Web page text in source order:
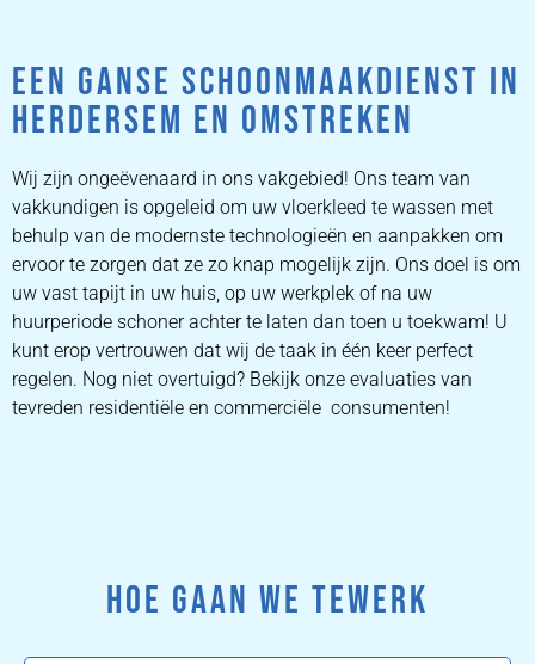
EEN GANSE SCHOONMAAKDIENST IN
HERDERSEM EN OMSTREKEN
Wij zijn ongeëvenaard in ons vakgebied! Ons team van
vakkundigen is opgeleid om uw vloerkleed te wassen met
behulp van de modernste technologieën en aanpakken om
ervoor te zorgen dat ze zo knap mogelijk zijn. Ons doel is om
uw vast tapijt in uw huis, op uw werkplek of na uw
huurperiode schoner achter te laten dan toen u toekwam! U
kunt erop vertrouwen dat wij de taak in één keer perfect
regelen. Nog niet overtuigd? Bekijk onze evaluaties van
tevreden residentiële en commerciële consumenten!
HOE GAAN WE TEWERK